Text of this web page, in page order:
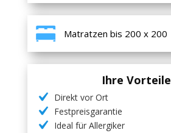
Matratzen bis 200 x 200
Ihre Vorteile
Direkt vor Ort
Festpreisgarantie
Ideal für Allergiker